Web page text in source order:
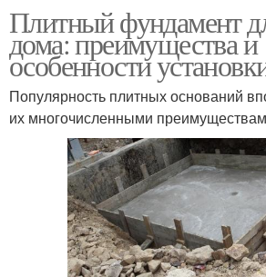
Плитный фундамент
дома: преимущества и
особенности
Популярность плитных оснований
их многочисленными